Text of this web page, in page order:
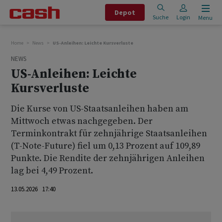
Depot
Suche Login Menu
Home News US-Anleihen: Leichte Kursverluste
NEWS
US-Anleihen: Leichte
Kursverluste
Die Kurse von US-Staatsanleihen haben am
Mittwoch etwas nachgegeben. Der
Terminkontrakt für zehnjährige Staatsanleihen
(T-Note-Future) fiel um 0,13 Prozent auf 109,89
Punkte. Die Rendite der zehnjährigen Anleihen
lag bei 4,49 Prozent.
13.05.2026 17:40